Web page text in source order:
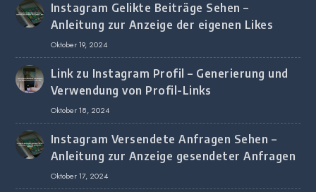
Instagram Gelikte Beiträge Sehen –
Anleitung zur Anzeige der eigenen Likes
Oktober 19, 2024
Link zu Instagram Profil – Generierung und
Verwendung von Profil-Links
Oktober 18, 2024
Instagram Versendete Anfragen Sehen –
Anleitung zur Anzeige gesendeter Anfragen
Oktober 17, 2024